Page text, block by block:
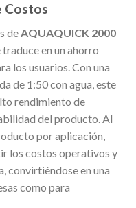
Costos
deAQUAQUICK 2000
en un ahorro
los usuarios. Con una
de 1:50 con agua, este
rendimiento de
del producto. Al
por aplicación,
los costos operativos y
convirtiéndose en una
como para